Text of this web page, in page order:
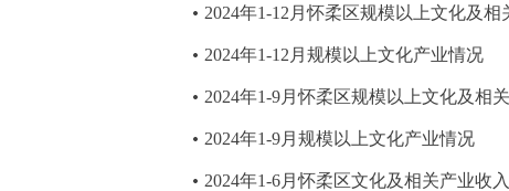
2024年1-12月怀柔区规模以上文化及
2024年1-12月规模以上文化产业情况
2024年1-9月怀柔区规模以上文化及相
2024年1-9月规模以上文化产业情况
2024年1-6月怀柔区文化及相关产业收